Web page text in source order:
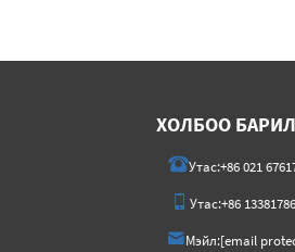
ХОЛБОО
Утас:+86 021
Утас:+86
Мэйл:[email